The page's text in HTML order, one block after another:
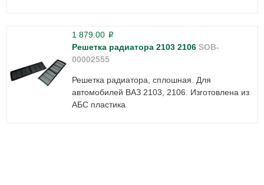
1 879.00 p
Решетка радиатора 2103 2106 SOB-
00002555
Решетка радиатора, сплошная. Для
автомобилей ВАЗ 2103, 2106. Изготовлена из
АБС пластика